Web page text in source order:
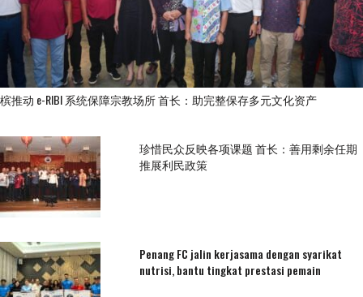
槟推动 e-RIBI 系统保障宗教场所 首长：助完整保存多元文化资产
珍惜民众反映各项课题 首长：善用剩余任期
推展利民政策
Penang FC jalin kerjasama dengan syarikat
nutrisi, bantu tingkat prestasi pemain